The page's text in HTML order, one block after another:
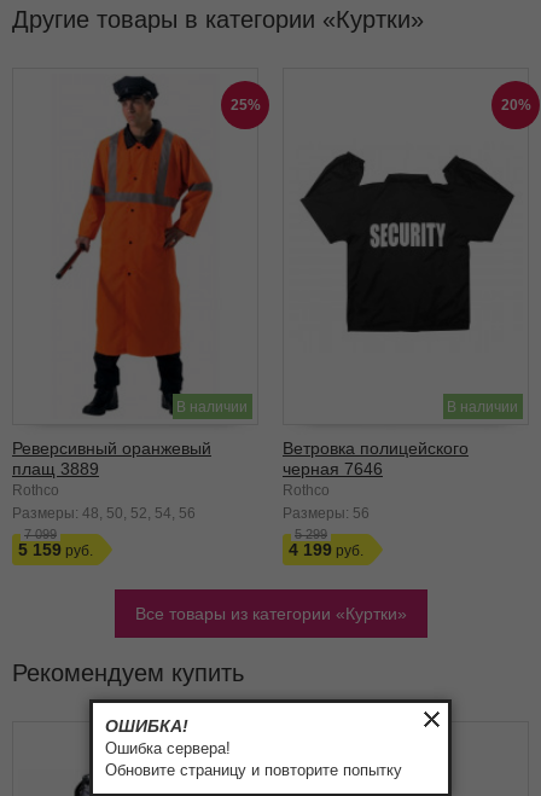
Другие товары в категории Куртки
25%
В наличии
Реверсивный оранжевый
плащ 3889
Rothco
Размеры: 48 50 52 54 56
7 099
5 159
20%
В наличии
Ветровка полицейского
черная 7646
Rothco
Размеры: 56
5 299
4 199
Все товары из категории Куртки
Рекомендуем купить
ОШИБКА!
Ошибка сервера!
Обновите страницу и повторите попытку